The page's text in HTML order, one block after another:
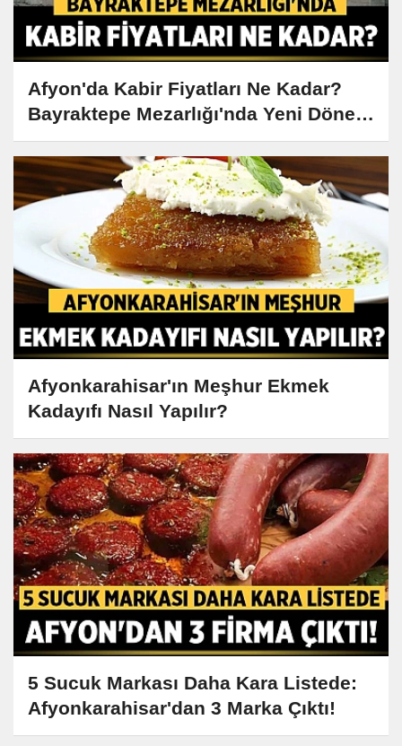
Afyon'da Kabir Fiyatları Ne Kadar?
Bayraktepe Mezarlığı'nda Yeni Dönem
Başladı
Afyonkarahisar'ın Meşhur Ekmek
Kadayıfı Nasıl Yapılır?
5 Sucuk Markası Daha Kara Listede:
Afyonkarahisar'dan 3 Marka Çıktı!